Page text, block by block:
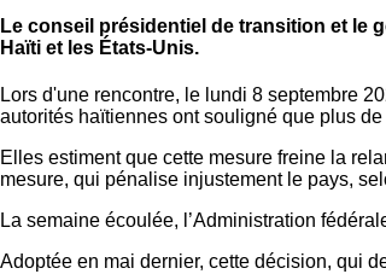
Le conseil présidentiel de transition et le
Haïti et les États-Unis.
Lors d'une rencontre, le lundi 8 septembre
autorités haïtiennes ont souligné que plus
Elles estiment que cette mesure freine la
mesure, qui pénalise injustement le pays,
La semaine écoulée, l’Administration
Adoptée en mai dernier, cette décision, qui